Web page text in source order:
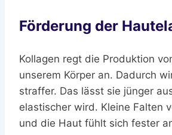
Förderung der
Kollagen regt die Produktion
unserem Körper an. Dadurch
straffer. Das lässt sie jünger
elastischer wird. Kleine Falten
und die Haut fühlt sich fester